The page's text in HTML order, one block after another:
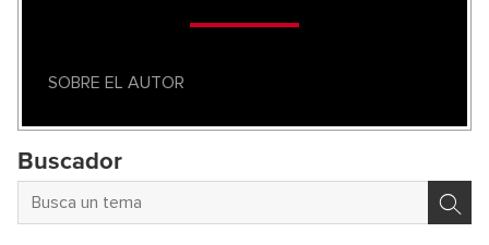
SOBRE EL AUTOR
Buscador